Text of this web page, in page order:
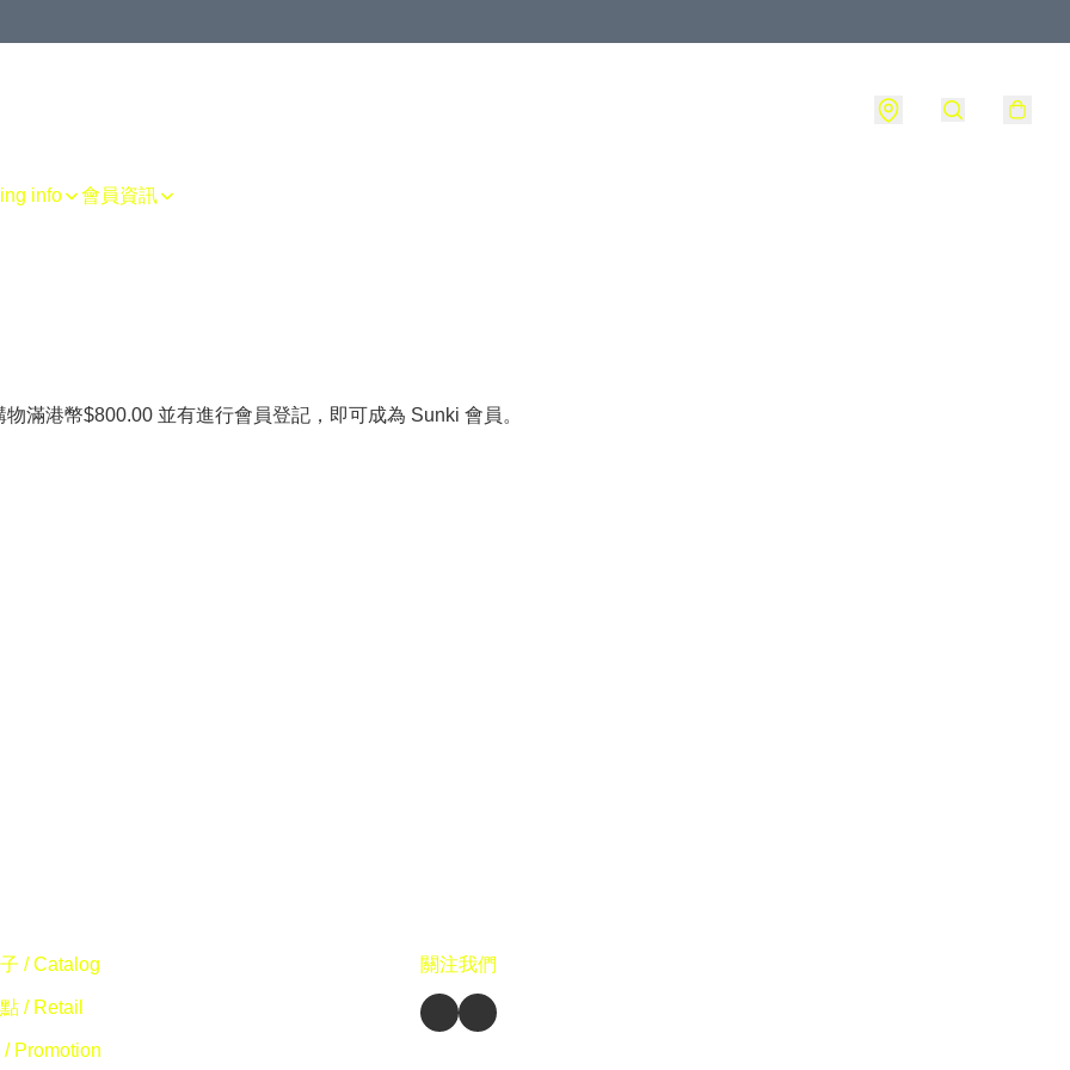
info 會員資訊
滿港幣$800.00 並有進行會員登記，即可成為 Sunki 會員。
/ Catalog
/ Retail
/ Promotion
關注我們